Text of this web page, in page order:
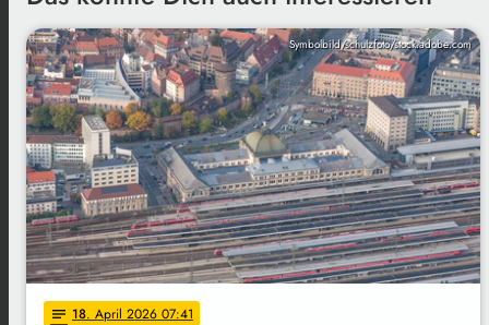
Symbolbild/schulzfoto/stock.adobe.com
notes 18. April 2026 07:41